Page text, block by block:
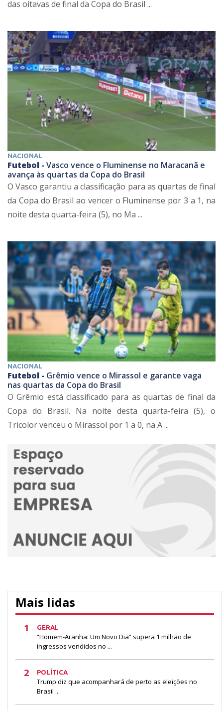
das oitavas de final da Copa do Brasil ...
NACIONAL
Futebol - Vasco vence o Fluminense no Maracanã e
avança às quartas da Copa do Brasil
O Vasco garantiu a classificação para as quartas de final
da Copa do Brasil ao vencer o Fluminense por 3 a 1, na
noite desta quarta-feira (5), no Ma ...
NACIONAL
Futebol - Grêmio vence o Mirassol e garante vaga
nas quartas da Copa do Brasil
O Grêmio está classificado para as quartas de final da
Copa do Brasil. Na noite desta quarta-feira (5), o
Tricolor venceu o Mirassol por 1 a 0, na A ...
Mais lidas
1 GERAL
“Homem-Aranha: Um Novo Dia” supera 1 milhão de
ingressos vendidos no ...
2 POLÍTICA
Trump diz que acompanhará de perto as eleições no
Brasil ...